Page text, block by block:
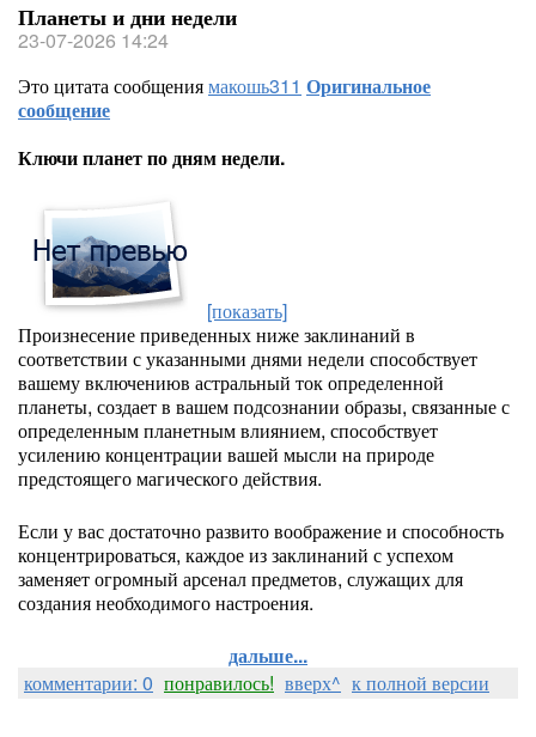
Планеты и дни недели
23-07-2026 14:24
Это цитата сообщениямакошь311 Оригинальное
сообщение
Ключи планет по дням недели.
[показать]
Произнесение приведенных ниже заклинаний в
соответствии с указанными днями недели способствует
вашему включениюв астральный ток определенной
планеты, создает в вашем подсознании образы, связанные с
определенным планетным влиянием, способствует
усилению концентрации вашей мысли на природе
предстоящего магического действия.
Если у вас достаточно развито воображение и способность
концентрироваться, каждое из заклинаний с успехом
заменяет огромный арсенал предметов, служащих для
создания необходимого настроения.
дальше...
комментарии: 0 понравилось! вверх^ к полной версии